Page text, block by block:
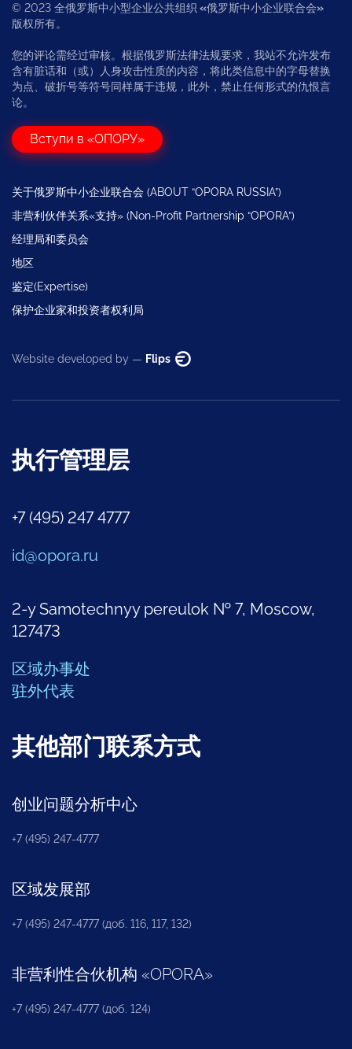
© 2023 全俄罗斯中小型企业公共组织 «俄罗斯中小企业联合会»
版权所有。
您的评论需经过审核。根据俄罗斯法律法规要求，我站不允许发布
含有脏话和（或）人身攻击性质的内容，将此类信息中的字母替换
为点、破折号等符号同样属于违规，此外，禁止任何形式的仇恨言
论。
Вступи в «ОПОРУ»
关于俄罗斯中小企业联合会 (ABOUT “OPORA RUSSIA”)
非营利伙伴关系«支持» (Non-Profit Partnership “OPORA”)
经理局和委员会
地区
鉴定(Expertise)
保护企业家和投资者权利局
Website developed by — Flips
执行管理层
+7 (495) 247 4777
id@opora.ru
2-y Samotechnyy pereulok № 7, Moscow,
127473
区域办事处
驻外代表
其他部门联系方式
创业问题分析中心
+7 (495) 247-4777
区域发展部
+7 (495) 247-4777 (доб. 116, 117, 132)
非营利性合伙机构 «OPORA»
+7 (495) 247-4777 (доб. 124)